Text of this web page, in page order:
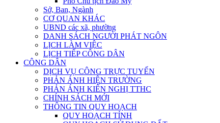
Sở, Ban, Ngành
CƠ QUAN KHÁC
UBND các xã, phường
DANH SÁCH NGƯỜI PHÁT NGÔN
LỊCH LÀM VIỆC
LỊCH TIẾP CÔNG DÂN
CÔNG DÂN
DỊCH VỤ CÔNG TRỰC TUYẾN
PHẢN ÁNH HIỆN TRƯỜNG
PHẢN ÁNH KIẾN NGHỊ TTHC
CHÍNH SÁCH MỚI
THÔNG TIN QUY HOẠCH
QUY HOẠCH TỈNH